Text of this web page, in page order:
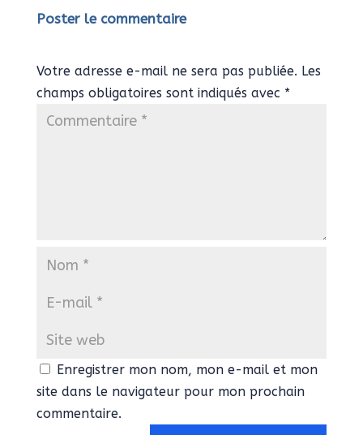
Poster le commentaire
Votre adresse e-mail ne sera pas publiée. Les
champs obligatoires sont indiqués avec *
Enregistrer mon nom, mon e-mail et mon
site dans le navigateur pour mon prochain
commentaire.